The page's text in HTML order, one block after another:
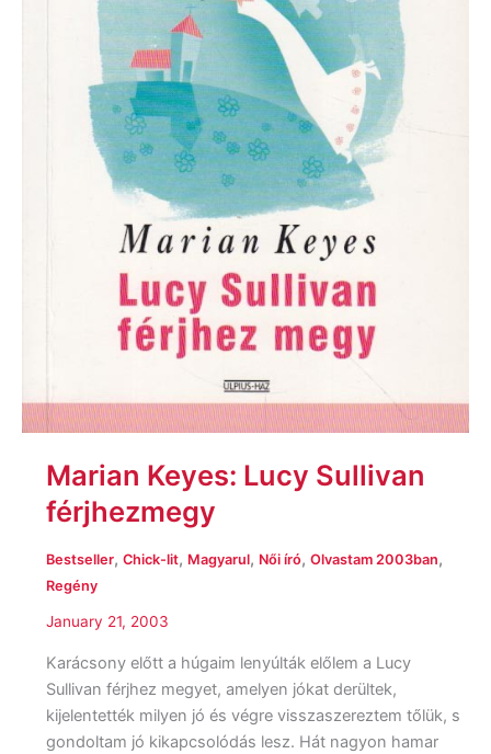
Marian Keyes: Lucy Sullivan
férjhezmegy
Bestseller, Chick-lit, Magyarul, Női író, Olvastam 2003ban,
Regény
January 21, 2003
Karácsony előtt a húgaim lenyúlták előlem a Lucy
Sullivan férjhez megyet, amelyen jókat derültek,
kijelentették milyen jó és végre visszaszereztem tőlük, s
gondoltam jó kikapcsolódás lesz. Hát nagyon hamar